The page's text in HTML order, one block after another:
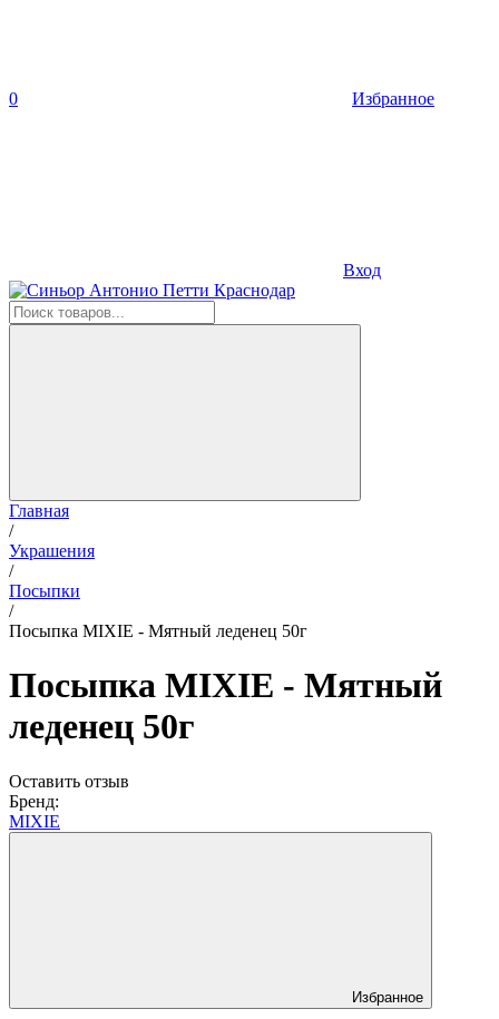
0 Избранное
Вход
Главная
/
Украшения
/
Посыпки
/
Посыпка MIXIE - Мятный леденец 50г
Посыпка MIXIE - Мятный
леденец 50г
Оставить отзыв
Бренд:
MIXIE
Избранное